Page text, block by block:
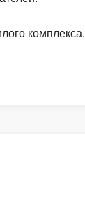
комплекса.